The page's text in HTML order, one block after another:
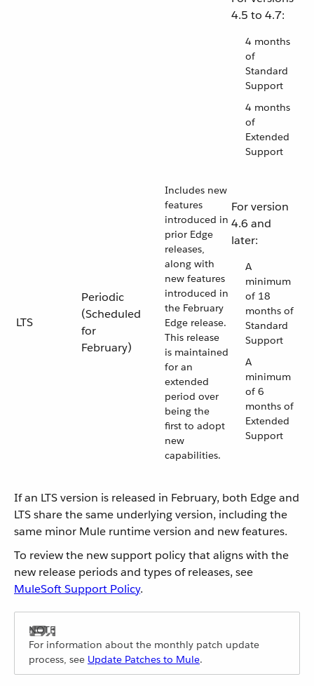
4.5 to 4.7:
4 months
of
Standard
Support
4 months
of
Extended
Support
LTS
Periodic
(Scheduled
for
February)
Includes new
features
introduced in
prior Edge
releases,
along with
new features
introduced in
the February
Edge release.
This release
is maintained
for an
extended
period over
being the
first to adopt
new
capabilities.
For version
4.6 and
later:
A
minimum
of 18
months of
Standard
Support
A
minimum
of 6
months of
Extended
Support
If an LTS version is released in February, both Edge and
LTS share the same underlying version, including the
same minor Mule runtime version and new features.
To review the new support policy that aligns with the
new release periods and types of releases, see
MuleSoft Support Policy.
For information about the monthly patch update
process, see Update Patches to Mule.